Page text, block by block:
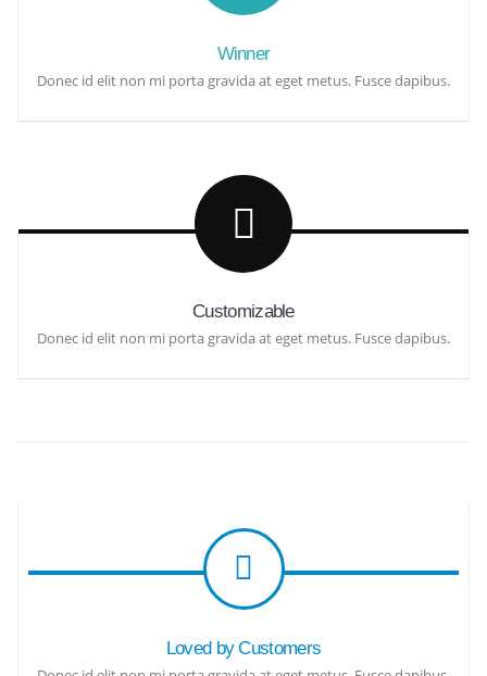
Winner
Donec id elit non mi porta gravida at eget metus. Fusce dapibus.
Customizable
Donec id elit non mi porta gravida at eget metus. Fusce dapibus.
Loved by Customers